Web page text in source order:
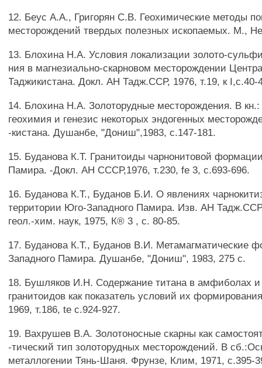
12. Беус А.А., Григорян С.В. Геохимические методы
месторождений твердых полезных ископаемых. М.,
13. Блохина Н.А. Условия локализации золото-
ния в магнезиально-скарновом месторождении
Таджикистана. Докл. АН Тадж.ССР, 1976, т.19, к I,с.40-
14. Блохина Н.А. Золоторудные месторождения. В
геохимия и генезис некоторых эндогенных
-кистана. Душанбе, "Дониш",1983, с.147-181.
15. Буданова К.Т. Гранитоиды чарнонитовой
Памира. -Докл. АН СССР,1976, т.230, fe 3, с.693-696.
16. Буданова К.Т., Буданов Б.И. О явлениях
территории Юго-Западного Памира. Изв. АН
геол.-хим. наук, 1975, К® 3 , с. 80-85.
17. Буданова К.Т., Буданов В.И. Метамагматические
Западного Памира. Душанбе, "Дониш", 1983, 275 с.
18. Бушляков И.Н. Содержание титана в амфиболах и
гранитоидов как показатель условий их
1969, т.186, te с.924-927.
19. Вахрушев В.А. Золотоносные скарны как
-тический тип золоторудных месторождений. В
металлогении Тянь-Шаня. Фрунзе, Клим, 1971, с.395-